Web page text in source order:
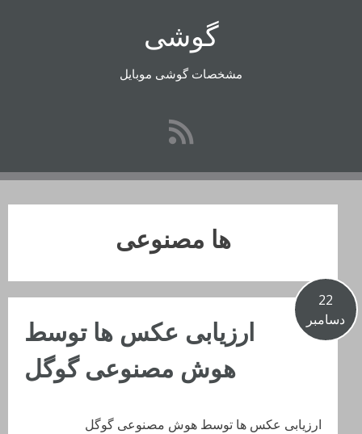
گوشی
مشخصات گوشی موبایل
ها مصنوعی
22
دسامبر
ارزیابی عکس ها توسط
هوش مصنوعی گوگل
ارزیابی عکس ها توسط هوش مصنوعی گوگل